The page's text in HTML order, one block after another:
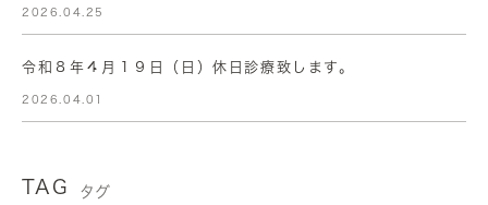
2026.04.25
令和８年４月１９日（日）休日診療致します。
2026.04.01
TAG タグ